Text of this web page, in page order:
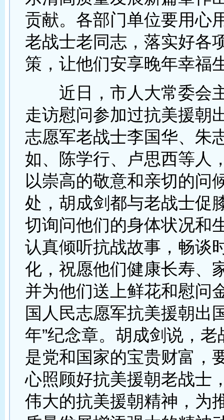
贡献。各部门单位要用心
老战士老同志，落实好各
策，让他们安享晚年幸福
近日，市人大常委会
走访慰问参加过抗美援朝
志愿军老战士李国华、朱
如、陈学行、卢思西等人
以崇高的敬意和亲切的问
处，胡成剑都与老战士促
切询问他们的身体状况和
认真倾听抗战故事，畅谈
化，祝愿他们健康长寿、
并为他们送上鲜花和慰问
国人民志愿军抗美援朝出
年”纪念章。胡成剑说，老
是党和国家的宝贵财富，
心照顾好抗美援朝老战士
伟大的抗美援朝精神，为